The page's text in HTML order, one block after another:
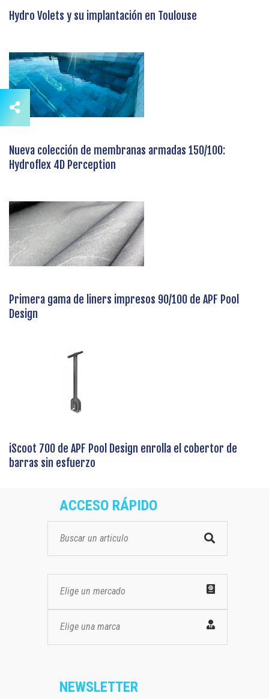
Hydro Volets y su implantación en Toulouse
Nueva colección de membranas armadas 150/100:
Hydroflex 4D Perception
Primera gama de liners impresos 90/100 de APF Pool
Design
iScoot 700 de APF Pool Design enrolla el cobertor de
barras sin esfuerzo
ACCESO RÁPIDO
Elige un mercado
Elige una marca
NEWSLETTER